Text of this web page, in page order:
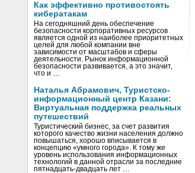
Как эффективно противостоять
кибератакам
На сегодняшний день обеспечение
безопасности корпоративных ресурсов
является одной из наиболее приоритетных
целей для любой компании вне
зависимости от масштабов и сферы
деятельности. Рынок информационной
безопасности развивается, а это значит,
что и …
Наталья Абрамович, Туристско-
информационный центр Казани:
Виртуальная поддержка реальных
путешествий
Туристический бизнес, за счет развития
которого качество жизни населения должно
повышаться, хорошо вписывается в
концепцию «умного города». К тому же
уровень использования информационных
технологий в данной отрасли за последние
пятнадцать-двадцать лет …